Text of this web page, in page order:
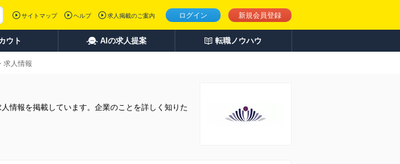
ログイン 新規会員登録
サイトマップ ヘルプ 求人掲載のご案内
ウト AIの求人提案 転職ノウハウ
求人情報
情報を掲載しています。企業のことを詳しく知りた